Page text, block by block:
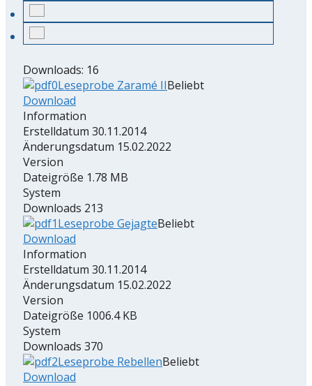
Downloads: 16
Leseprobe Zaramé IIBeliebt
Download
Information
Erstelldatum 30.11.2014
Änderungsdatum 15.02.2022
Version
Dateigröße 1.78 MB
System
Downloads 213
Leseprobe GejagteBeliebt
Download
Information
Erstelldatum 30.11.2014
Änderungsdatum 15.02.2022
Version
Dateigröße 1006.4 KB
System
Downloads 370
Leseprobe RebellenBeliebt
Download